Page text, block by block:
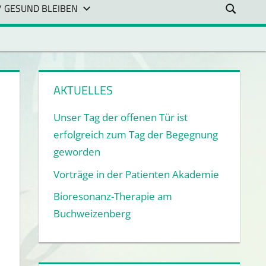
BLEIBEN
AKTUELLES
Unser Tag der offenen Tür ist
erfolgreich zum Tag der Begegnung
geworden
Vorträge in der Patienten Akademie
Bioresonanz-Therapie am
Buchweizenberg